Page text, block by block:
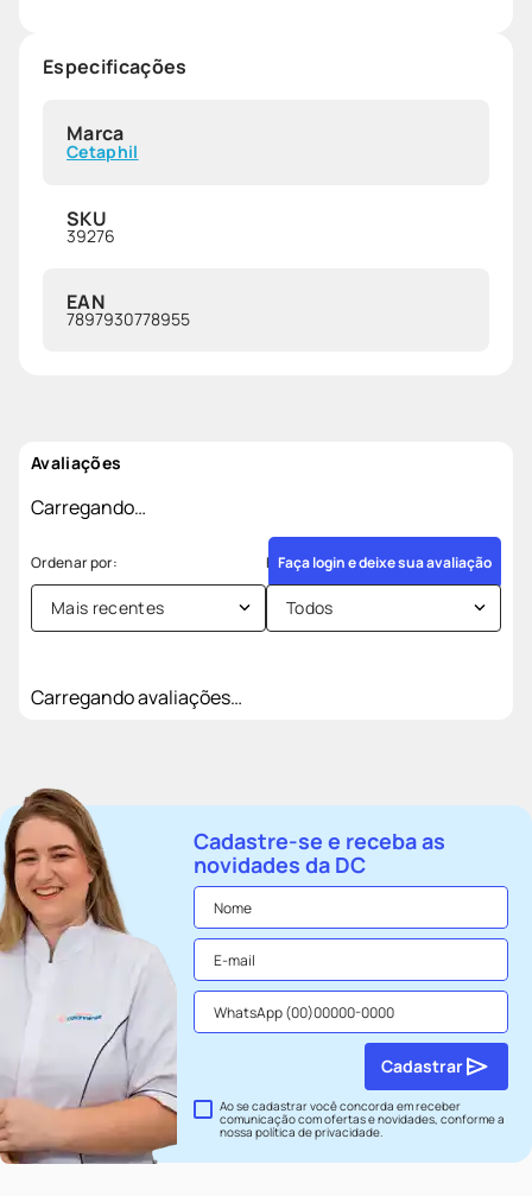
Especificações
Marca
Cetaphil
SKU
39276
EAN
7897930778955
Avaliações
Carregando…
Faça login e deixe sua avaliação
Mais recentes Todos
Carregando avaliações…
Cadastre-se e receba as
novidades da DC
Ao se cadastrar você concorda em receber
comunicação com ofertas e novidades, conforme a
nossapolítica de privacidade.
Cadastrar